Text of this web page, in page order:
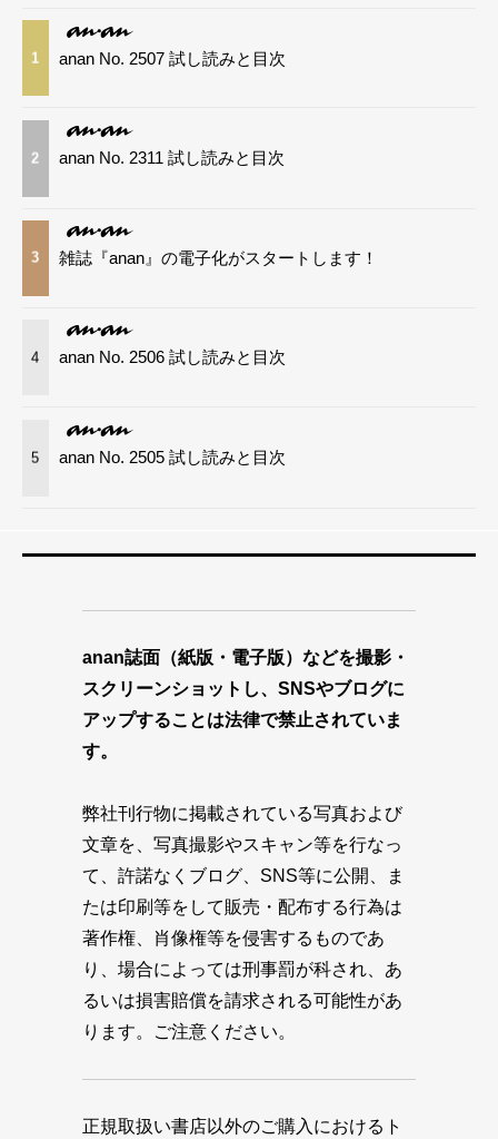
1 anan No. 2507 試し読みと目次
2 anan No. 2311 試し読みと目次
3 雑誌『anan』の電子化がスタートします！
4 anan No. 2506 試し読みと目次
5 anan No. 2505 試し読みと目次
anan誌面（紙版・電子版）などを撮影・
スクリーンショットし、SNSやブログに
アップすることは法律で禁止されていま
す。
弊社刊行物に掲載されている写真および
文章を、写真撮影やスキャン等を行なっ
て、許諾なくブログ、SNS等に公開、ま
たは印刷等をして販売・配布する行為は
著作権、肖像権等を侵害するものであ
り、場合によっては刑事罰が科され、あ
るいは損害賠償を請求される可能性があ
ります。ご注意ください。
正規取扱い書店以外のご購入におけるト